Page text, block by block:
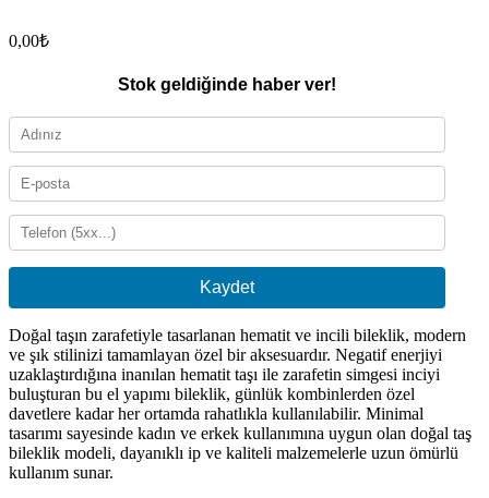
0,00₺
Stok geldiğinde haber ver!
Kaydet
Doğal taşın zarafetiyle tasarlanan hematit ve incili bileklik, modern
ve şık stilinizi tamamlayan özel bir aksesuardır. Negatif enerjiyi
uzaklaştırdığına inanılan hematit taşı ile zarafetin simgesi inciyi
buluşturan bu el yapımı bileklik, günlük kombinlerden özel
davetlere kadar her ortamda rahatlıkla kullanılabilir. Minimal
tasarımı sayesinde kadın ve erkek kullanımına uygun olan doğal taş
bileklik modeli, dayanıklı ip ve kaliteli malzemelerle uzun ömürlü
kullanım sunar.